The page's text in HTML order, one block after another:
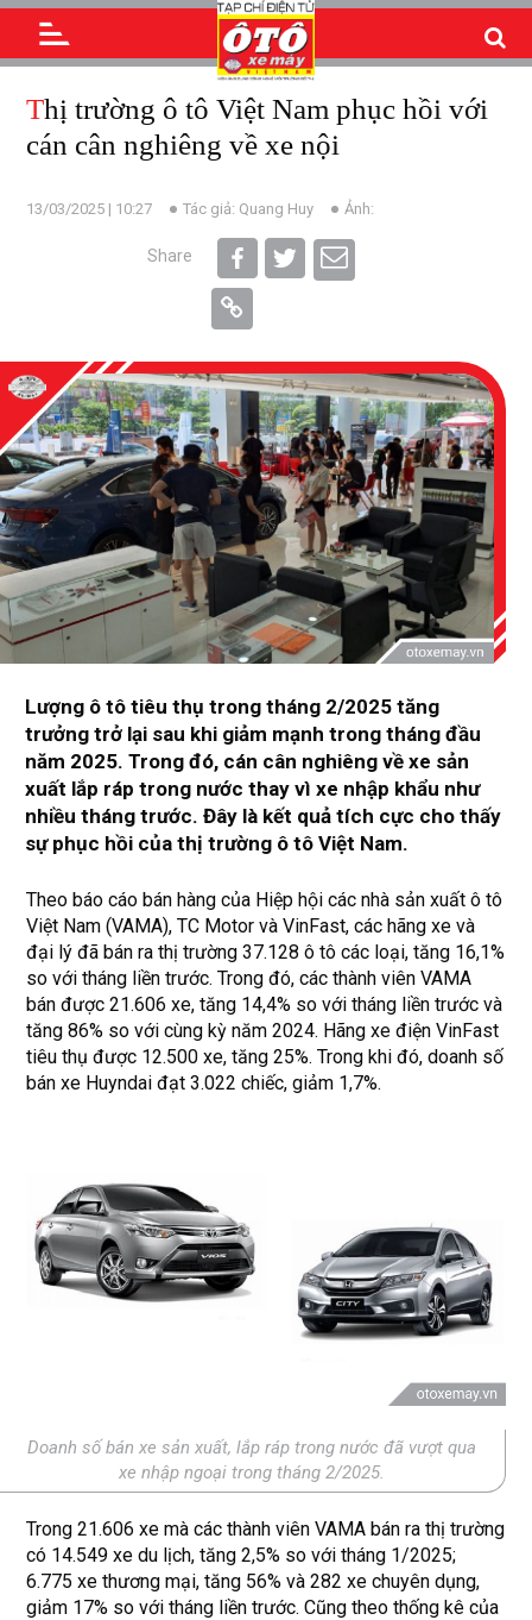
Thị trường ô tô Việt Nam phục hồi với
cán cân nghiêng về xe nội
13/03/2025 | 10:27 Tác giả: Quang Huy Ảnh:
Share
Lượng ô tô tiêu thụ trong tháng 2/2025 tăng
trưởng trở lại sau khi giảm mạnh trong tháng đầu
năm 2025. Trong đó, cán cân nghiêng về xe sản
xuất lắp ráp trong nước thay vì xe nhập khẩu như
nhiều tháng trước. Đây là kết quả tích cực cho thấy
sự phục hồi của thị trường ô tô Việt Nam.
Theo báo cáo bán hàng của Hiệp hội các nhà sản xuất ô tô
Việt Nam (VAMA), TC Motor và VinFast, các hãng xe và
đại lý đã bán ra thị trường 37.128 ô tô các loại, tăng 16,1%
so với tháng liền trước. Trong đó, các thành viên VAMA
bán được 21.606 xe, tăng 14,4% so với tháng liền trước và
tăng 86% so với cùng kỳ năm 2024. Hãng xe điện VinFast
tiêu thụ được 12.500 xe, tăng 25%. Trong khi đó, doanh số
bán xe Huyndai đạt 3.022 chiếc, giảm 1,7%.
Doanh số bán xe sản xuất, lắp ráp trong nước đã vượt qua
xe nhập ngoại trong tháng 2/2025.
Trong 21.606 xe mà các thành viên VAMA bán ra thị trường
có 14.549 xe du lịch, tăng 2,5% so với tháng 1/2025;
6.775 xe thương mại, tăng 56% và 282 xe chuyên dụng,
giảm 17% so với tháng liền trước. Cũng theo thống kê của